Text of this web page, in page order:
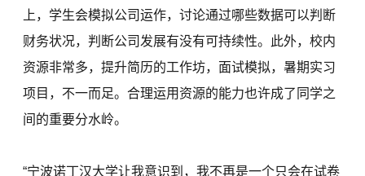
上，学生会模拟公司运作，讨论通过哪些数据可以判断
财务状况，判断公司发展有没有可持续性。此外，校内
资源非常多，提升简历的工作坊，面试模拟，暑期实习
项目，不一而足。合理运用资源的能力也许成了同学之
间的重要分水岭。
“宁波诺丁汉大学让我意识到，我不再是一个只会在试卷